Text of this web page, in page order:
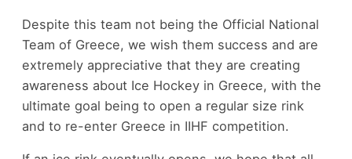
Despite this team not being the Official National
Team of Greece, we wish them success and are
extremely appreciative that they are creating
awareness about Ice Hockey in Greece, with the
ultimate goal being to open a regular size rink
and to re-enter Greece in IIHF competition.